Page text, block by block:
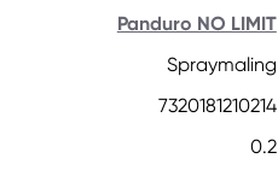
Panduro NO LIMIT
Spraymaling
7320181210214
0.2